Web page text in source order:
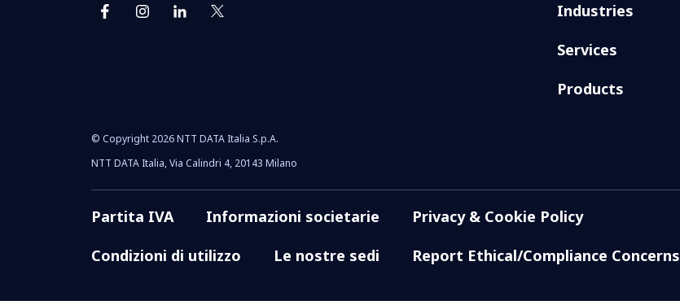
Industries
Services
Products
© Copyright 2026 NTT DATA Italia S.p.A.
NTT DATA Italia, Via Calindri 4, 20143 Milano
Partita IVA Informazioni societarie
Privacy & Cookie Policy
Condizioni di utilizzo
Le nostre sedi Report Ethical/Compliance Concerns